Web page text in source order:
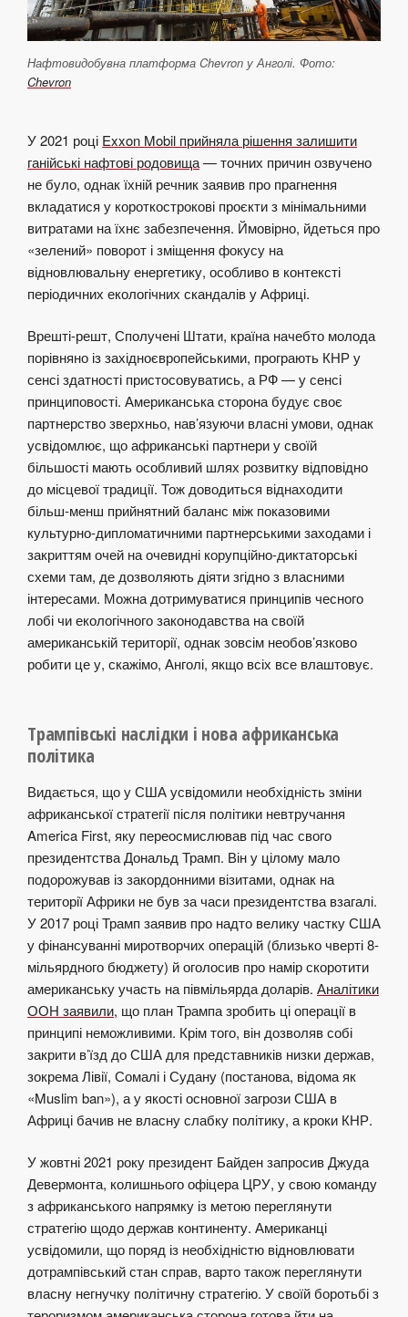
Нафтовидобувна платформа Chevron у Анголі. Фото:
Chevron
У 2021 році Exxon Mobil прийняла рішення залишити
ганійські нафтові родовища— точних причин озвучено
не було, однак їхній речник заявив про прагнення
вкладатися у короткострокові проєкти з мінімальними
витратами на їхнє забезпечення. Ймовірно, йдеться про
«зелений» поворот і зміщення фокусу на
відновлювальну енергетику, особливо в контексті
періодичних екологічних скандалів у Африці.
Врешті-решт, Сполучені Штати, країна начебто молода
порівняно із західноєвропейськими, програють КНР у
сенсі здатності пристосовуватись, а РФ — у сенсі
принциповості. Американська сторона будує своє
партнерство зверхньо, нав’язуючи власні умови, однак
усвідомлює, що африканські партнери у своїй
більшості мають особливий шлях розвитку відповідно
до місцевої традиції. Тож доводиться віднаходити
більш-менш прийнятний баланс між показовими
культурно-дипломатичними партнерськими заходами і
закриттям очей на очевидні корупційно-диктаторські
схеми там, де дозволяють діяти згідно з власними
інтересами. Можна дотримуватися принципів чесного
лобі чи екологічного законодавства на своїй
американській території, однак зовсім необов’язково
робити це у, скажімо, Анголі, якщо всіх все влаштовує.
Трампівські наслідки і нова африканська
політика
Видається, що у США усвідомили необхідність зміни
африканської стратегії після політики невтручання
America First, яку переосмислював під час свого
президентства Дональд Трамп. Він у цілому мало
подорожував із закордонними візитами, однак на
території Африки не був за часи президентства взагалі.
У 2017 році Трамп заявив про надто велику частку США
у фінансуванні миротворчих операцій (близько чверті 8-
мільярдного бюджету) й оголосив про намір скоротити
американську участь на півмільярда доларів. Аналітики
ООН заявили, що план Трампа зробить ці операції в
принципі неможливими. Крім того, він дозволяв собі
закрити в’їзд до США для представників низки держав,
зокрема Лівії, Сомалі і Судану (постанова, відома як
«Muslim ban»), а у якості основної загрози США в
Африці бачив не власну слабку політику, а кроки КНР.
У жовтні 2021 року президент Байден запросив Джуда
Девермонта, колишнього офіцера ЦРУ, у свою команду
з африканського напрямку із метою переглянути
стратегію щодо держав континенту. Американці
усвідомили, що поряд із необхідністю відновлювати
дотрампівський стан справ, варто також переглянути
власну негнучку політичну стратегію. У своїй боротьбі з